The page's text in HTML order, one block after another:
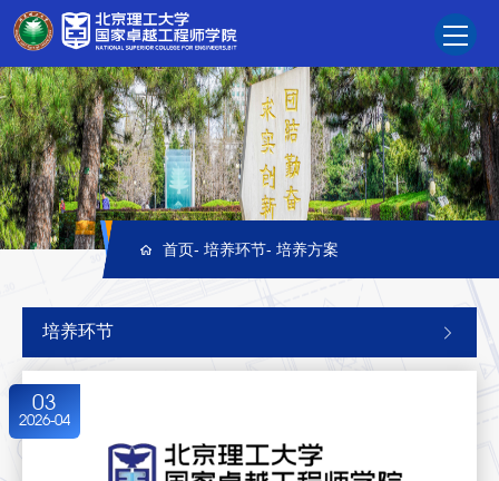
首页- 培养环节- 培养方案
培养环节
03
2026-04